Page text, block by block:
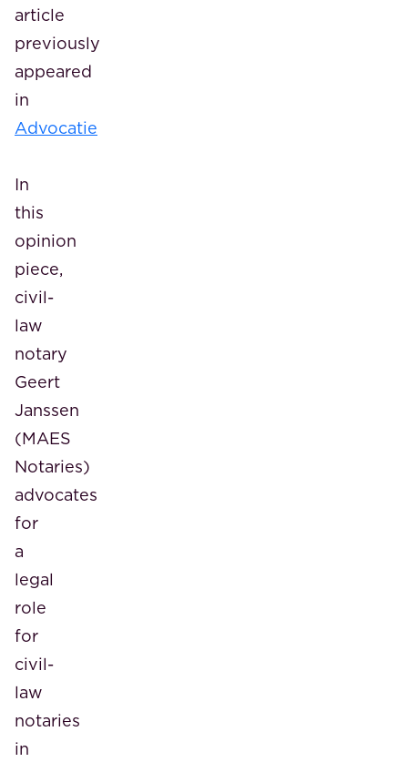
article
previously
appeared
in
Advocatie
In
this
opinion
piece,
civil-
law
notary
Geert
Janssen
(MAES
Notaries)
advocates
for
a
legal
role
for
civil-
law
notaries
in